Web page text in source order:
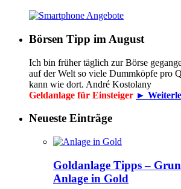
Börsen Tipp im August
Ich bin früher täglich zur Börse
auf der Welt so viele Dummköpfe pro
kann wie dort. André Kostolany
Geldanlage für Einsteiger ►
Neueste Einträge
Goldanlage Tipps –
Anlage in Gold